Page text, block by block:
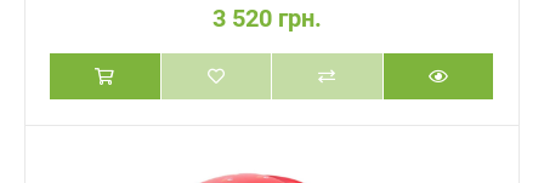
3 520 грн.